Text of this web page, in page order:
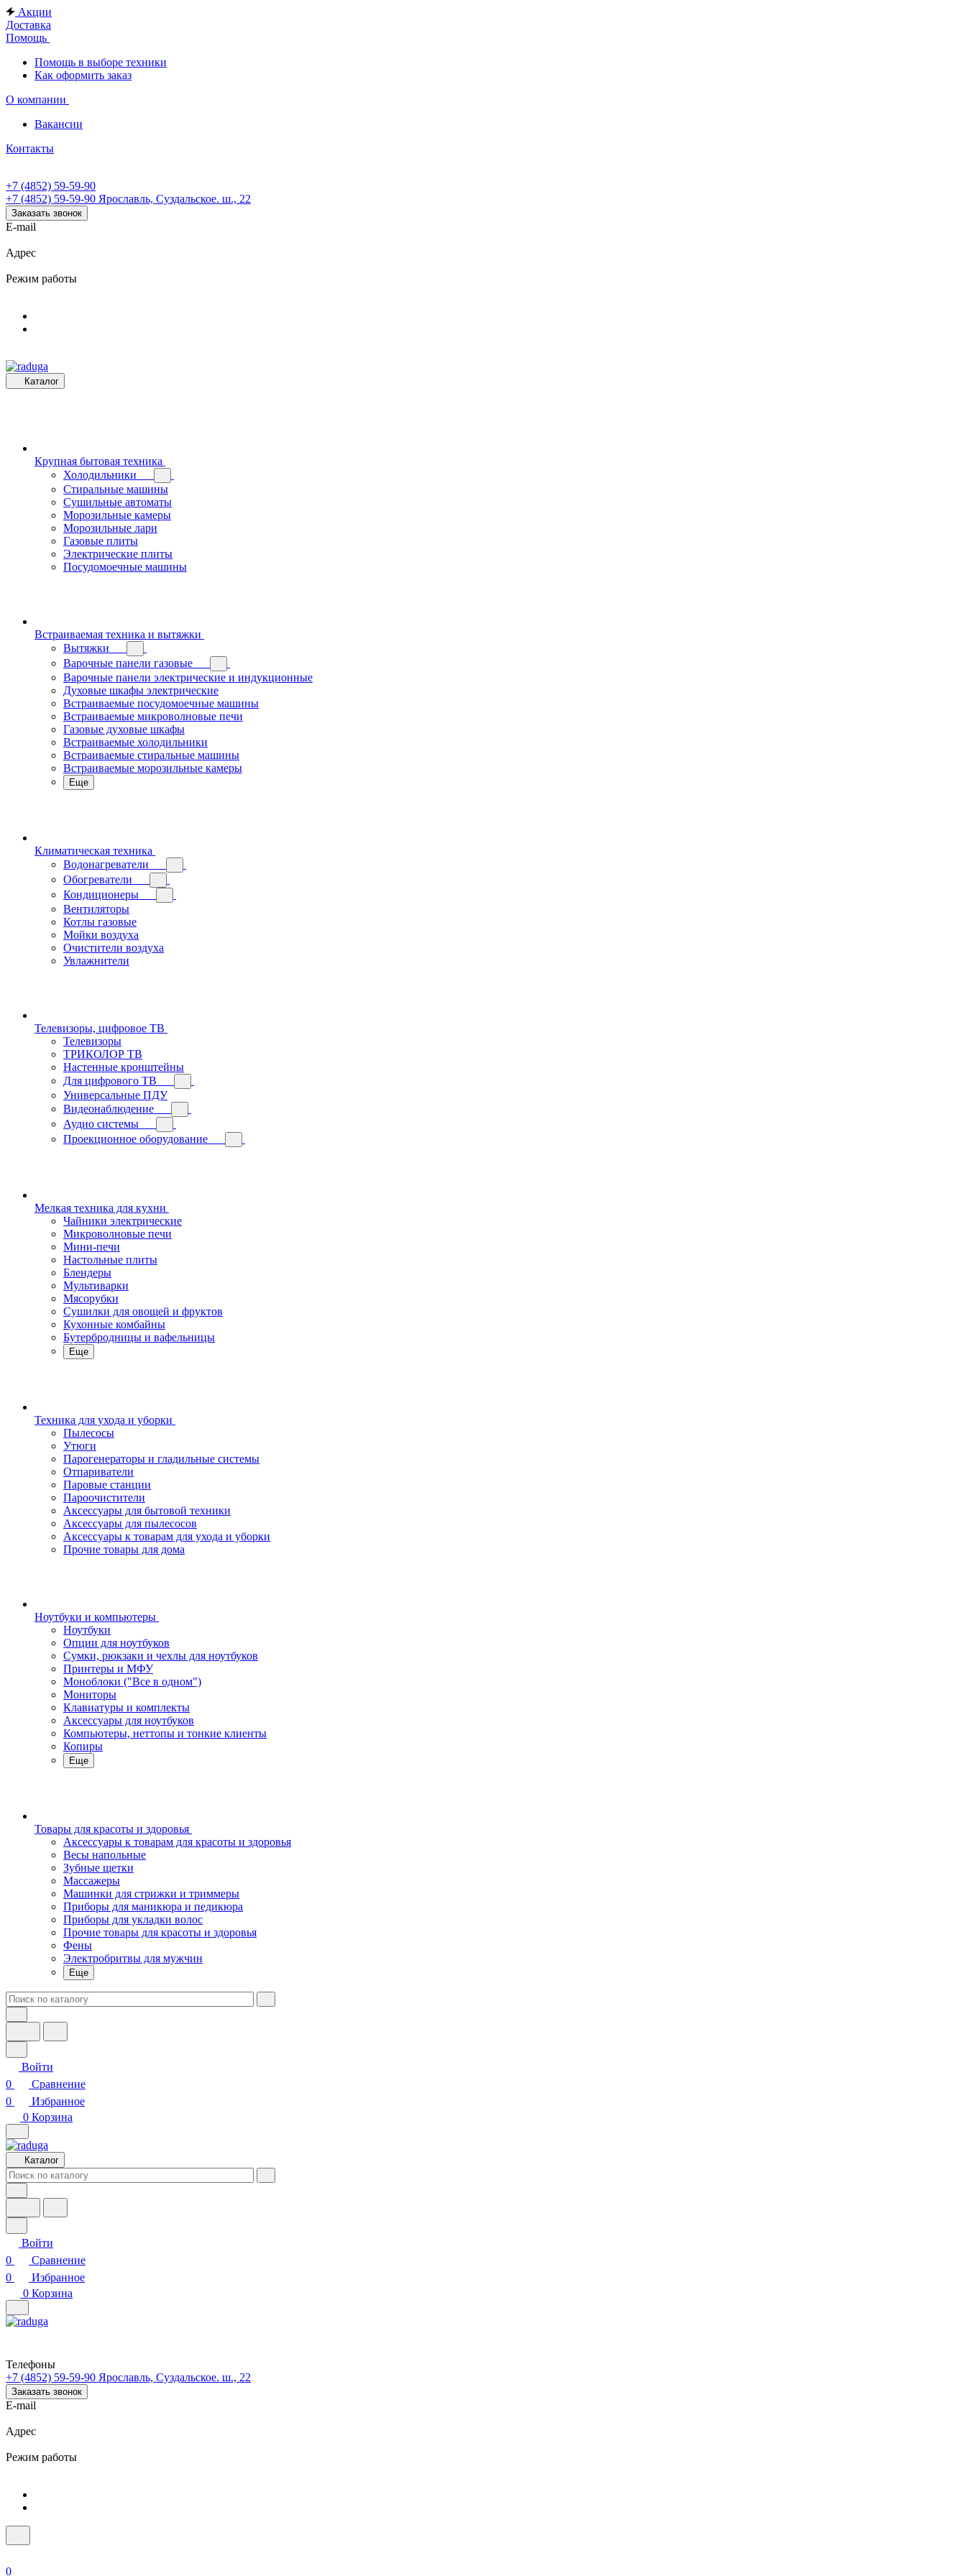
Акции
Доставка
Помощь
Помощь в выборе техники
Как оформить заказ
О компании
Вакансии
Контакты
+7 (4852) 59-59-90
+7 (4852) 59-59-90 Ярославль, Суздальское. ш., 22
Заказать звонок
E-mail
Адрес
Режим работы
Каталог
Крупная бытовая техника
Холодильники
Стиральные машины
Сушильные автоматы
Морозильные камеры
Морозильные лари
Газовые плиты
Электрические плиты
Посудомоечные машины
Встраиваемая техника и вытяжки
Вытяжки
Варочные панели газовые
Варочные панели электрические и индукционные
Духовые шкафы электрические
Встраиваемые посудомоечные машины
Встраиваемые микроволновые печи
Газовые духовые шкафы
Встраиваемые холодильники
Встраиваемые стиральные машины
Встраиваемые морозильные камеры
Еще
Климатическая техника
Водонагреватели
Обогреватели
Кондиционеры
Вентиляторы
Котлы газовые
Мойки воздуха
Очистители воздуха
Увлажнители
Телевизоры, цифровое ТВ
Телевизоры
ТРИКОЛОР ТВ
Настенные кронштейны
Для цифрового ТВ
Универсальные ПДУ
Видеонаблюдение
Аудио системы
Проекционное оборудование
Мелкая техника для кухни
Чайники электрические
Микроволновые печи
Мини-печи
Настольные плиты
Блендеры
Мультиварки
Мясорубки
Сушилки для овощей и фруктов
Кухонные комбайны
Бутербродницы и вафельницы
Еще
Техника для ухода и уборки
Пылесосы
Утюги
Парогенераторы и гладильные системы
Отпариватели
Паровые станции
Пароочистители
Аксессуары для бытовой техники
Аксессуары для пылесосов
Аксессуары к товарам для ухода и уборки
Прочие товары для дома
Ноутбуки и компьютеры
Ноутбуки
Опции для ноутбуков
Сумки, рюкзаки и чехлы для ноутбуков
Принтеры и МФУ
Моноблоки ("Все в одном")
Мониторы
Клавиатуры и комплекты
Аксессуары для ноутбуков
Компьютеры, неттопы и тонкие клиенты
Копиры
Еще
Товары для красоты и здоровья
Аксессуары к товарам для красоты и здоровья
Весы напольные
Зубные щетки
Массажеры
Машинки для стрижки и триммеры
Приборы для маникюра и педикюра
Приборы для укладки волос
Прочие товары для красоты и здоровья
Фены
Электробритвы для мужчин
Еще
Войти
0
Сравнение
0
Избранное
0 Корзина
Каталог
Войти
0
Сравнение
0
Избранное
0 Корзина
Телефоны
+7 (4852) 59-59-90 Ярославль, Суздальское. ш., 22
Заказать звонок
E-mail
Адрес
Режим работы
0